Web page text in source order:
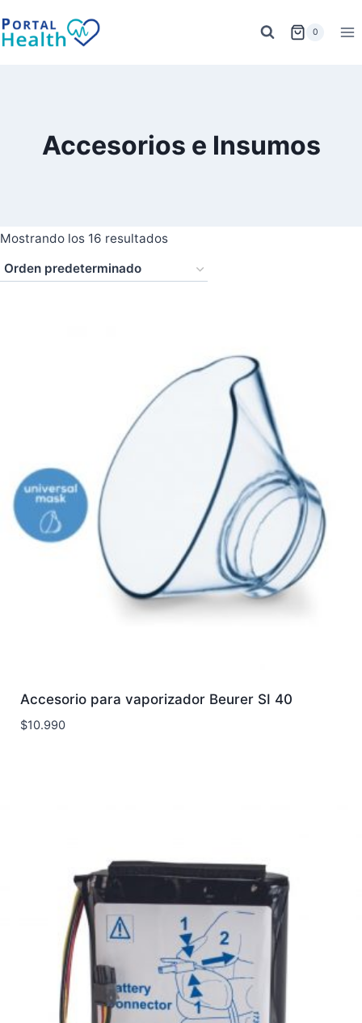
al
0
Accesorios e Insumos
Mostrando los 16 resultados
Accesorio para vaporizador Beurer SI 40
$10.990